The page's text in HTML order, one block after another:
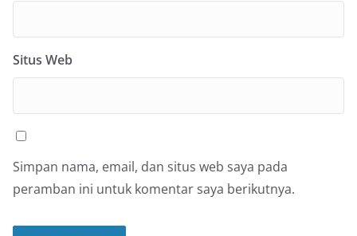
Situs Web
Simpan nama, email, dan situs web saya pada
peramban ini untuk komentar saya berikutnya.